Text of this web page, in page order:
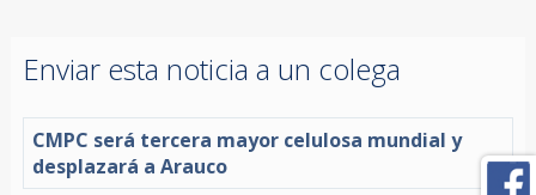
Enviar esta noticia a un colega
CMPC será tercera mayor celulosa mundial y
desplazará a Arauco